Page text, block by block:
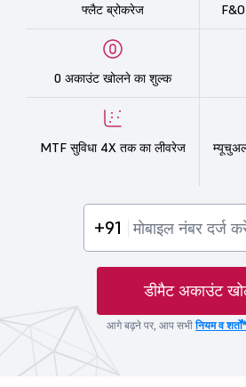
फ्लैट ब्रोकरेज F&O
0 अकाउंट खोलने का शुल्क
MTF सुविधा 4X तक का लीवरेज
+91
डीमैट अकाउंट
आगे बढ़ने पर, आप सभीनियम व शर्तों*